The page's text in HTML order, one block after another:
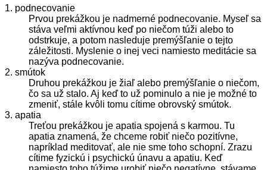
1. podnecovanie
Prvou prekážkou je nadmerné podnecovanie. Myseľ sa
stáva veľmi aktívnou keď po niečom túži alebo to
odstrkuje, a potom nasleduje premýšľanie o tejto
záležitosti. Myslenie o inej veci namiesto meditácie sa
nazýva podnecovanie.
2. smútok
Druhou prekážkou je žiaľ alebo premýšľanie o niečom,
čo sa už stalo. Aj keď to už pominulo a nie je možné to
zmeniť, stále kvôli tomu cítime obrovský smútok.
3. apatia
Treťou prekážkou je apatia spojená s karmou. Tu
apatia znamená, že chceme robiť niečo pozitívne,
napríklad meditovať, ale nie sme toho schopní. Zrazu
cítime fyzickú i psychickú únavu a apatiu. Keď